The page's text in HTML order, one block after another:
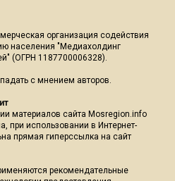
организация содействия
населения "Медиахолдинг
(ОГРН 1187700006328).
с мнением авторов.
материалов сайта Mosregion.info
при использовании в Интернет-
прямая гиперссылка на сайт
рекомендательные